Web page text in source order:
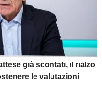
già scontati, il rialzo
le valutazioni